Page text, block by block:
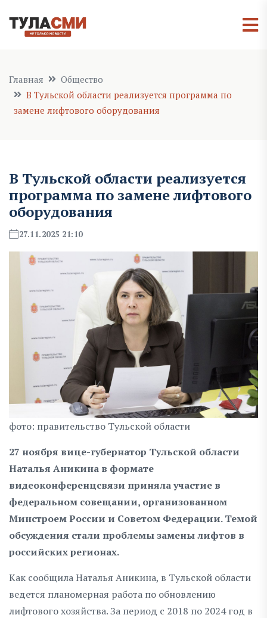
Главная
Общество
В Тульской области реализуется программа по
замене лифтового оборудования
В Тульской области реализуется
программа по замене лифтового
оборудования
27.11.2025 21:10
фото: правительство Тульской области
27 ноября вице-губернатор Тульской области
Наталья Аникина в формате
видеоконференцсвязи приняла участие в
федеральном совещании, организованном
Минстроем России и Советом Федерации. Темой
обсуждения стали проблемы замены лифтов в
российских регионах.
Как сообщила Наталья Аникина, в Тульской области
ведется планомерная работа по обновлению
лифтового хозяйства. За период с 2018 по 2024 год в